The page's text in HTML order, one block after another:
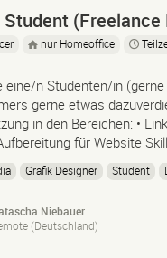
Student (Freelance
nur Homeoffice
eine/n Studenten/in
gerne etwas
in den Bereichen: •
für Website
Grafik Designer Student
Niebauer
(Deutschland)